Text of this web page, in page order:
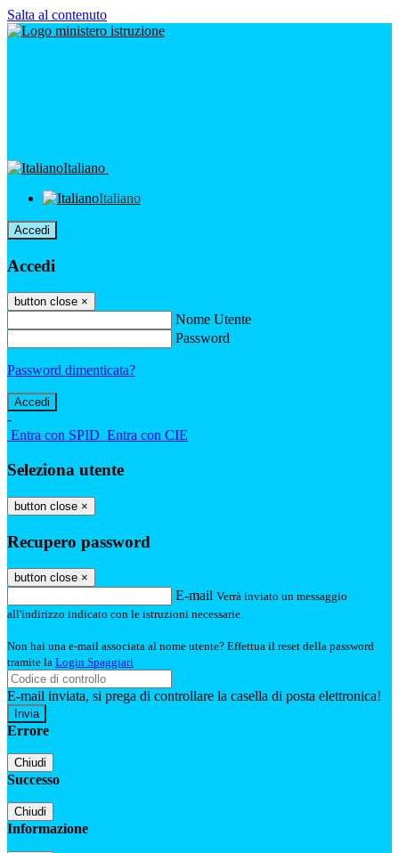
Salta al contenuto
Italiano
Italiano
Accedi
Accedi
button close ×
Nome Utente
Password
Password dimenticata?
-
Entra con SPID Entra con CIE
Seleziona utente
button close ×
Recupero password
button close ×
E-mail Verrà inviato un messaggio
all'indirizzo indicato con le istruzioni necessarie.
Non hai una e-mail associata al nome utente? Effettua il reset della password
tramite la Login Spaggiari
E-mail inviata, si prega di controllare la casella di posta elettronica!
Errore
Chiudi
Successo
Chiudi
Informazione